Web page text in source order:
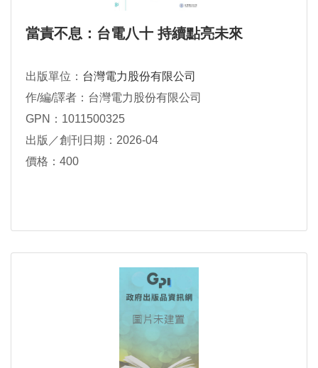
當責不息：台電八十 持續點亮未來
出版單位： 台灣電力股份有限公司
作/編/譯者：台灣電力股份有限公司
GPN：1011500325
出版／創刊日期：2026-04
價格：400